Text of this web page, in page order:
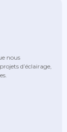
nous
d’éclairage,